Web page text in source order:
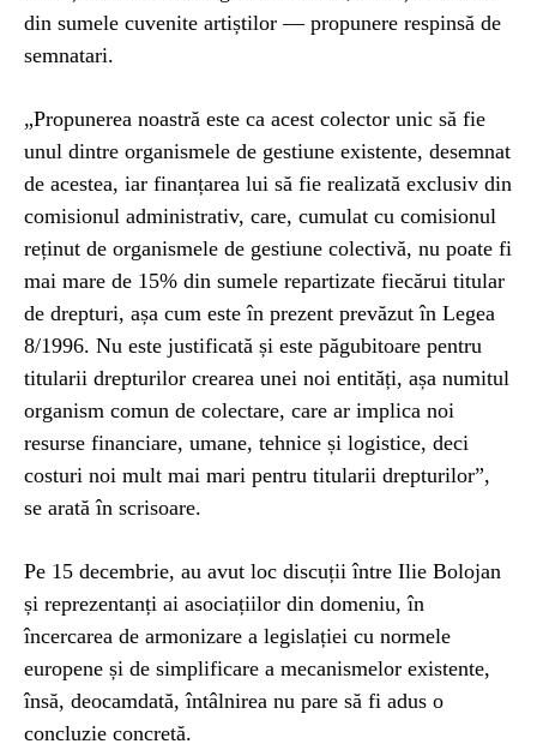
din sumele cuvenite artiștilor — propunere respinsă de
semnatari.
„Propunerea noastră este ca acest colector unic să fie
unul dintre organismele de gestiune existente, desemnat
de acestea, iar finanțarea lui să fie realizată exclusiv din
comisionul administrativ, care, cumulat cu comisionul
reținut de organismele de gestiune colectivă, nu poate fi
mai mare de 15% din sumele repartizate fiecărui titular
de drepturi, așa cum este în prezent prevăzut în Legea
8/1996. Nu este justificată și este păgubitoare pentru
titularii drepturilor crearea unei noi entități, așa numitul
organism comun de colectare, care ar implica noi
resurse financiare, umane, tehnice și logistice, deci
costuri noi mult mai mari pentru titularii drepturilor”,
se arată în scrisoare.
Pe 15 decembrie, au avut loc discuții între Ilie Bolojan
și reprezentanți ai asociațiilor din domeniu, în
încercarea de armonizare a legislației cu normele
europene și de simplificare a mecanismelor existente,
însă, deocamdată, întâlnirea nu pare să fi adus o
concluzie concretă.